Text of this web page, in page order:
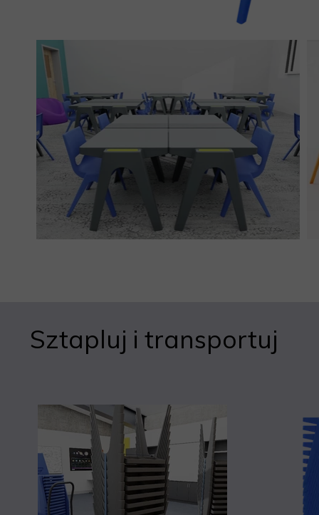
Sztapluj i transportuj